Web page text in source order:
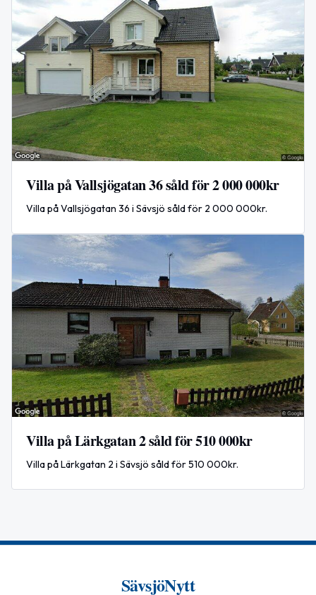
Villa på Vallsjögatan 36 såld för 2 000 000kr
Villa på Vallsjögatan 36 i Sävsjö såld för 2 000 000kr.
Villa på Lärkgatan 2 såld för 510 000kr
Villa på Lärkgatan 2 i Sävsjö såld för 510 000kr.
SävsjöNytt